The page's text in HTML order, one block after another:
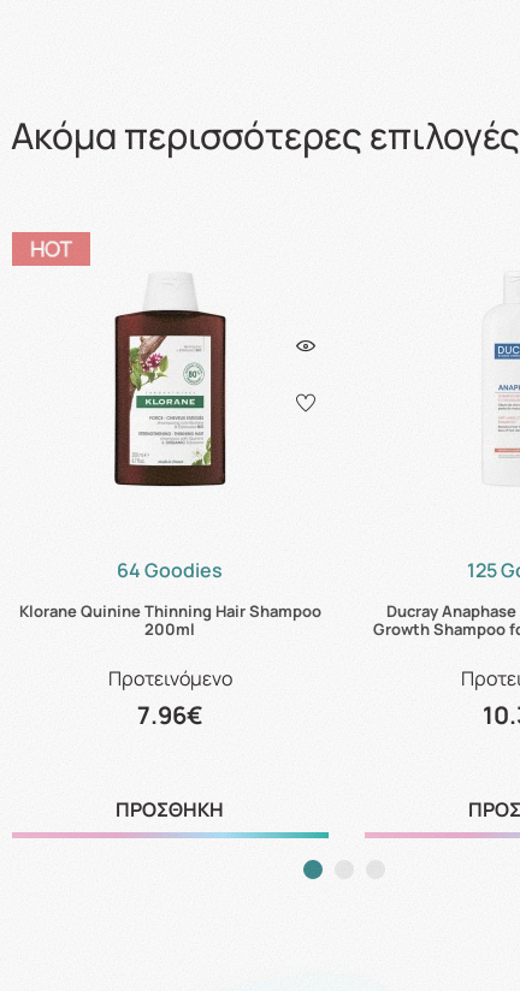
Ακόμα περισσότερες
64 Goodies
Klorane Quinine Thinning Hair Shampoo
200ml
Προτεινόμενο
7.96€
ΠΡΟΣΘΗΚΗ
125
Ducray
Growth Shampoo